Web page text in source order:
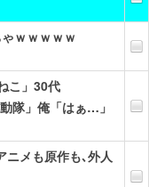
ｗｗｗｗｗ
こ」30代
隊」俺「はぁ…」
ニメも原作も､外人